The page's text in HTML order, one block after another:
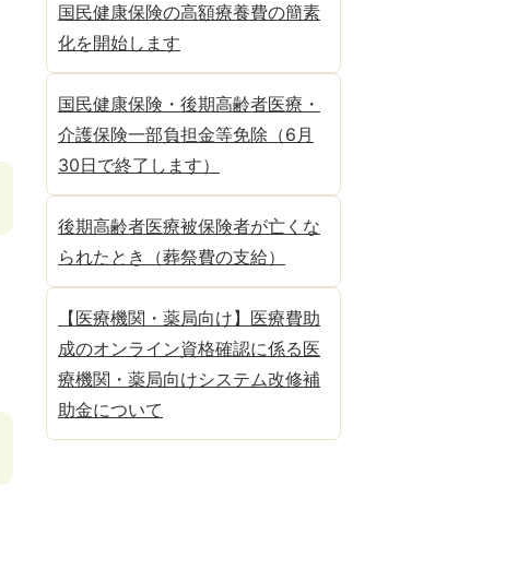
国民健康保険の高額療養費の簡素
化を開始します
国民健康保険・後期高齢者医療・
介護保険一部負担金等免除（6月
30日で終了します）
後期高齢者医療被保険者が亡くな
られたとき（葬祭費の支給）
【医療機関・薬局向け】医療費助
成のオンライン資格確認に係る医
療機関・薬局向けシステム改修補
助金について